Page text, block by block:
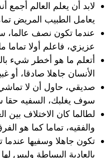
لابد أن يعلم العالم أجمع
يعامل الطبيب المريض
عندما تكون نصف عالما،
عزيزي، فاعلم أولا
أتعلم ما هو أخطر شيء
الأنسان جاهلا صادقا، أو
صديقي، حاول أن لا تماشي
سوف يغلبك، السفيه
لطالما كان الاختلاف بين
والفقيه، تماما كما هو
تكون جاهلا وسفيها
بالعادية البساطة وليس لها